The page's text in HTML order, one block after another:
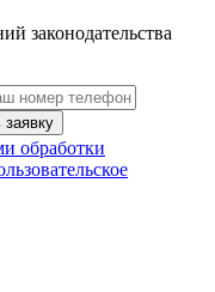
законодательства
заявку
обработки